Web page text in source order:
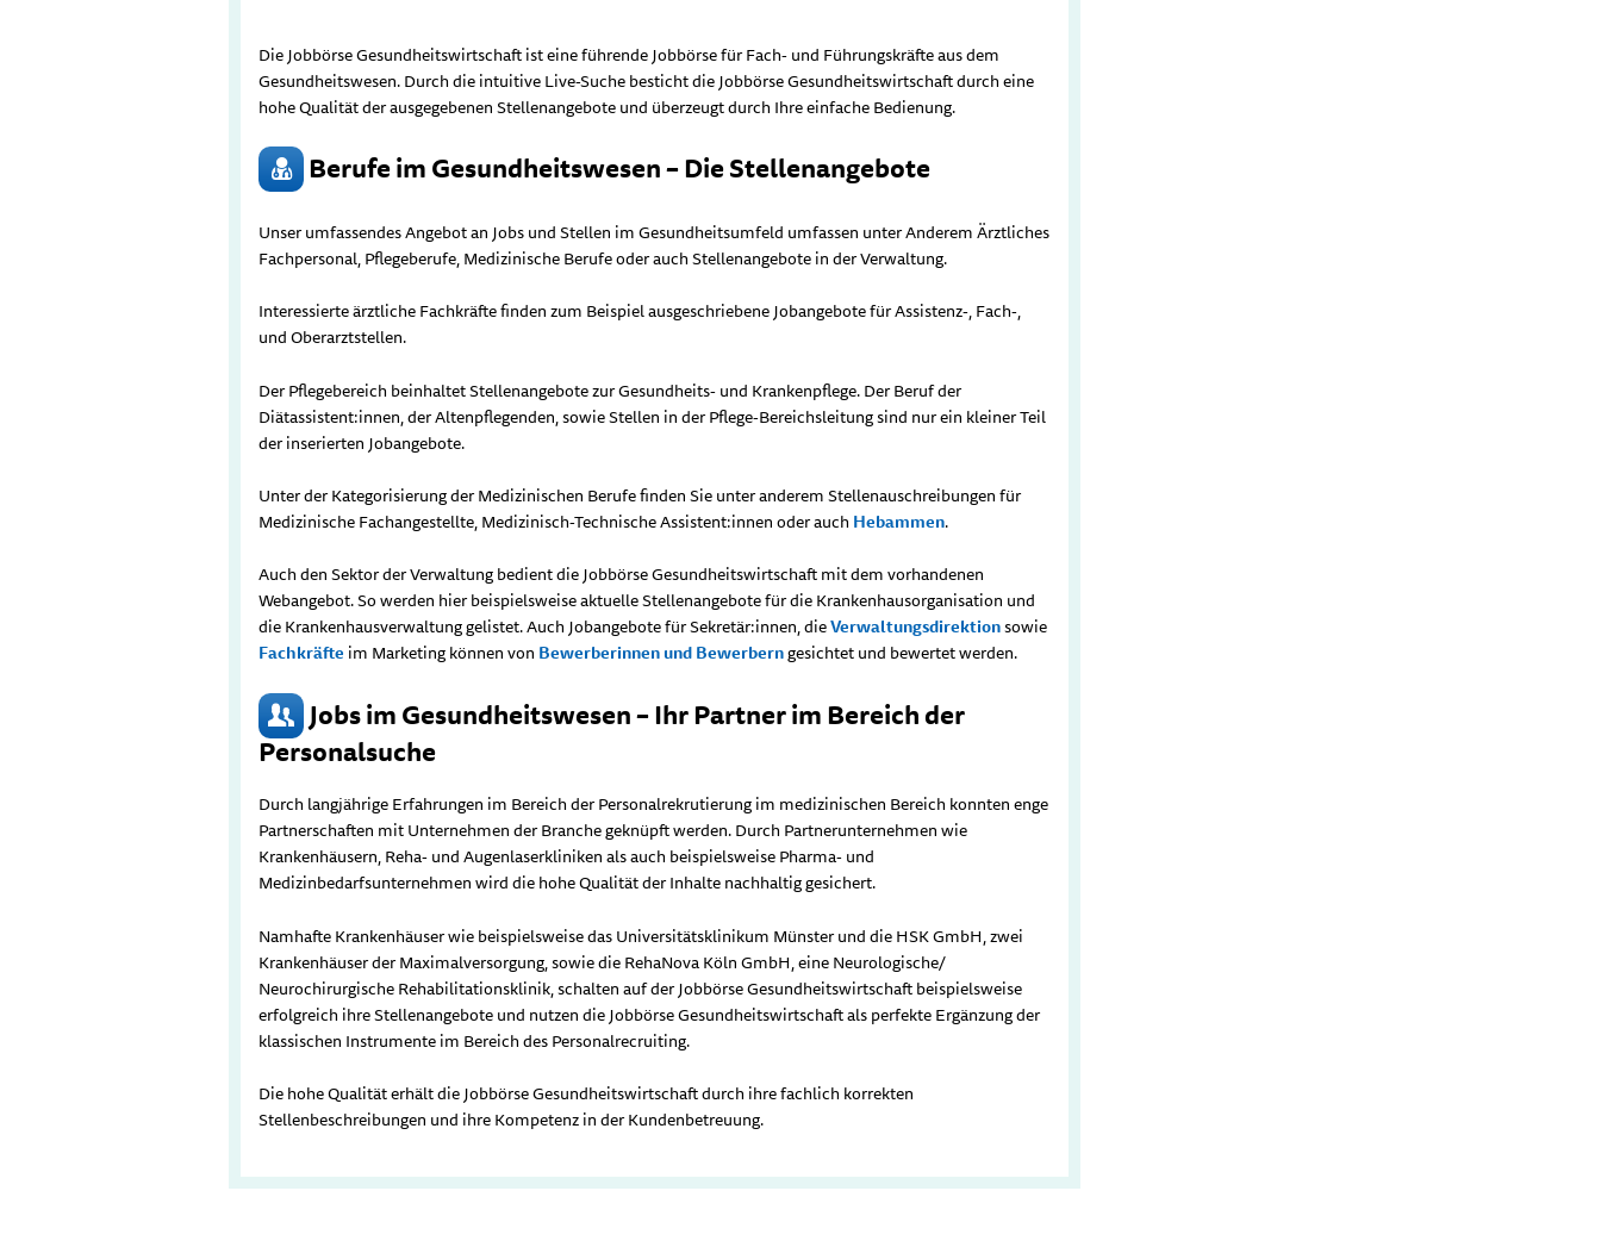
Die Jobbörse Gesundheitswirtschaft ist eine führende Jobbörse für Fach- und Führungskräfte aus dem
Gesundheitswesen. Durch die intuitive Live-Suche besticht die Jobbörse Gesundheitswirtschaft durch eine
hohe Qualität der ausgegebenen Stellenangebote und überzeugt durch Ihre einfache Bedienung.
Berufe im Gesundheitswesen – Die Stellenangebote
Unser umfassendes Angebot an Jobs und Stellen im Gesundheitsumfeld umfassen unter Anderem Ärztliches
Fachpersonal, Pflegeberufe, Medizinische Berufe oder auch Stellenangebote in der Verwaltung.
Interessierte ärztliche Fachkräfte finden zum Beispiel ausgeschriebene Jobangebote für Assistenz-, Fach-,
und Oberarztstellen.
Der Pflegebereich beinhaltet Stellenangebote zur Gesundheits- und Krankenpflege. Der Beruf der
Diätassistent:innen, der Altenpflegenden, sowie Stellen in der Pflege-Bereichsleitung sind nur ein kleiner Teil
der inserierten Jobangebote.
Unter der Kategorisierung der Medizinischen Berufe finden Sie unter anderem Stellenauschreibungen für
Medizinische Fachangestellte, Medizinisch-Technische Assistent:innen oder auch Hebammen.
Auch den Sektor der Verwaltung bedient die Jobbörse Gesundheitswirtschaft mit dem vorhandenen
Webangebot. So werden hier beispielsweise aktuelle Stellenangebote für die Krankenhausorganisation und
die Krankenhausverwaltung gelistet. Auch Jobangebote für Sekretär:innen, dieVerwaltungsdirektionsowie
Fachkräfte im Marketing können von Bewerberinnen und Bewerberngesichtet und bewertet werden.
Jobs im Gesundheitswesen – Ihr Partner im Bereich der
Personalsuche
Durch langjährige Erfahrungen im Bereich der Personalrekrutierung im medizinischen Bereich konnten enge
Partnerschaften mit Unternehmen der Branche geknüpft werden. Durch Partnerunternehmen wie
Krankenhäusern, Reha- und Augenlaserkliniken als auch beispielsweise Pharma- und
Medizinbedarfsunternehmen wird die hohe Qualität der Inhalte nachhaltig gesichert.
Namhafte Krankenhäuser wie beispielsweise das Universitätsklinikum Münster und die HSK GmbH, zwei
Krankenhäuser der Maximalversorgung, sowie die RehaNova Köln GmbH, eine Neurologische/
Neurochirurgische Rehabilitationsklinik, schalten auf der Jobbörse Gesundheitswirtschaft beispielsweise
erfolgreich ihre Stellenangebote und nutzen die Jobbörse Gesundheitswirtschaft als perfekte Ergänzung der
klassischen Instrumente im Bereich des Personalrecruiting.
Die hohe Qualität erhält die Jobbörse Gesundheitswirtschaft durch ihre fachlich korrekten
Stellenbeschreibungen und ihre Kompetenz in der Kundenbetreuung.